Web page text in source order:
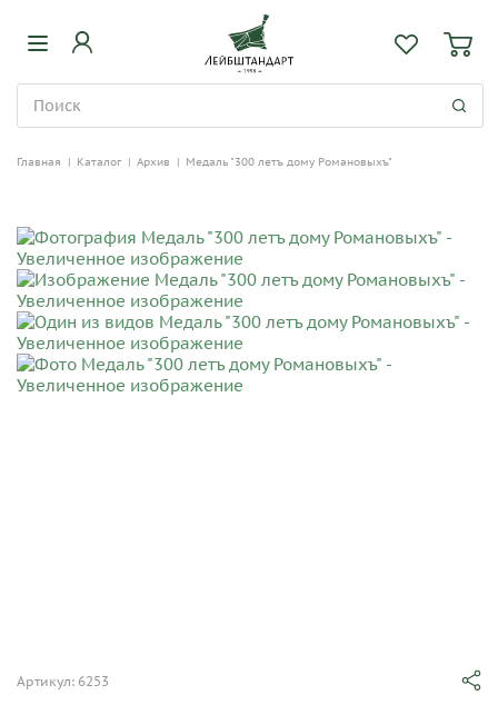
Главная | Каталог | Архив | Медаль "300 летъ дому Романовыхъ"
Артикул: 6253